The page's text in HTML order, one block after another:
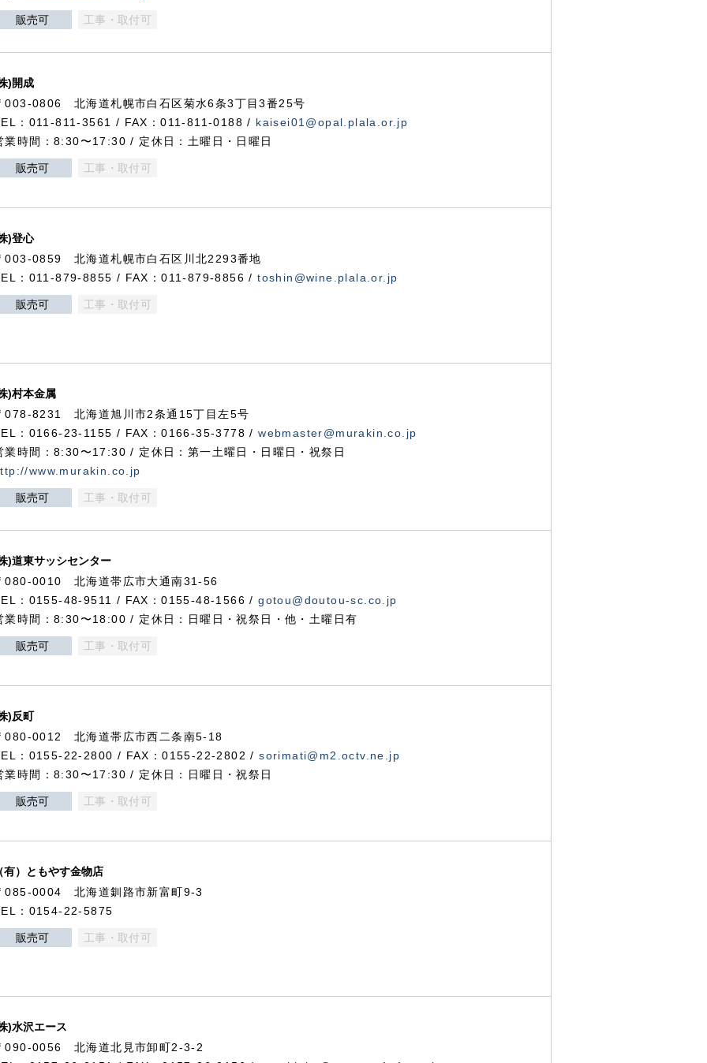
販売可 工事・取付可
)開成
003-0806 北海道札幌市白石区菊水6条3丁目3番25号
：011-811-3561 / FAX：011-811-0188 / kaisei01@opal.plala.or.jp
業時間：8:30〜17:30 / 定休日：土曜日・日曜日
販売可 工事・取付可
)登心
003-0859 北海道札幌市白石区川北2293番地
：011-879-8855 / FAX：011-879-8856 /toshin@wine.plala.or.jp
販売可 工事・取付可
)村本金属
078-8231 北海道旭川市2条通15丁目左5号
：0166-23-1155 / FAX：0166-35-3778 /webmaster@murakin.co.jp
業時間：8:30〜17:30 / 定休日：第一土曜日・日曜日・祝祭日
www.murakin.co.jp
販売可 工事・取付可
)道東サッシセンター
080-0010 北海道帯広市大通南31-56
：0155-48-9511 / FAX：0155-48-1566 /gotou@doutou-sc.co.jp
業時間：8:30〜18:00 / 定休日：日曜日・祝祭日・他・土曜日有
販売可 工事・取付可
)反町
080-0012 北海道帯広市西二条南5-18
：0155-22-2800 / FAX：0155-22-2802 /sorimati@m2.octv.ne.jp
業時間：8:30〜17:30 / 定休日：日曜日・祝祭日
販売可 工事・取付可
有）ともやす金物店
085-0004 北海道釧路市新富町9-3
：0154-22-5875
販売可 工事・取付可
)水沢エース
090-0056 北海道北見市卸町2-3-2